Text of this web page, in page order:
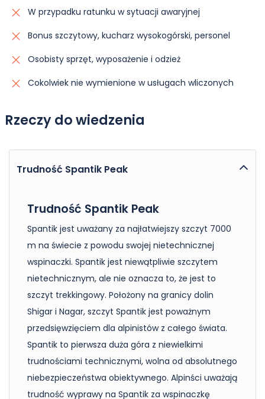
W przypadku ratunku w sytuacji awaryjnej
Bonus szczytowy, kucharz wysokogórski, personel
Osobisty sprzęt, wyposażenie i odzież
Cokolwiek nie wymienione w usługach wliczonych
Rzeczy do wiedzenia
Trudność Spantik Peak
Trudność Spantik Peak
Spantik jest uważany za najłatwiejszy szczyt 7000
m na świecie z powodu swojej nietechnicznej
wspinaczki. Spantik jest niewątpliwie szczytem
nietechnicznym, ale nie oznacza to, że jest to
szczyt trekkingowy. Położony na granicy dolin
Shigar i Nagar, szczyt Spantik jest poważnym
przedsięwzięciem dla alpinistów z całego świata.
Spantik to pierwsza duża góra z niewielkimi
trudnościami technicznymi, wolna od absolutnego
niebezpieczeństwa obiektywnego. Alpinści uważają
trudność wyprawy na Spantik za wspinaczkę